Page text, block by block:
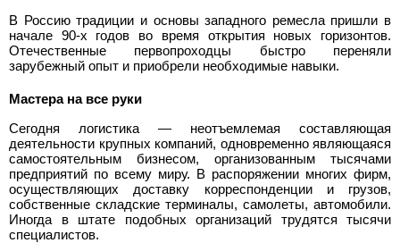
В Россию традиции и основы западного ремесла пришли в
начале 90-х годов во время открытия новых горизонтов.
Отечественные первопроходцы быстро переняли
зарубежный опыт и приобрели необходимые навыки.
Мастера на все руки
Сегодня логистика — неотъемлемая составляющая
деятельности крупных компаний, одновременно являющаяся
самостоятельным бизнесом, организованным тысячами
предприятий по всему миру. В распоряжении многих фирм,
осуществляющих доставку корреспонденции и грузов,
собственные складские терминалы, самолеты, автомобили.
Иногда в штате подобных организаций трудятся тысячи
специалистов.